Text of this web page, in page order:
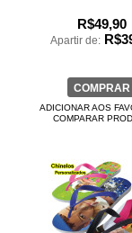
R$49,90
Apartir de:
COMPRAR
ADICIONAR AOS
COMPARAR